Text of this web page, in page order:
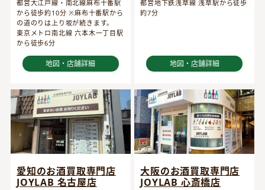
都営大江戸線・南北線麻布十番駅
から徒歩約10分 ※麻布十番駅から
の道のりは上り坂が続きます。
東京メトロ南北線 六本木一丁目駅
から徒歩6分
地図・店舗詳細
都営地下鉄浅草線 浅草駅から徒歩
約7分
地図・店舗詳細
愛知のお酒買取専門店
JOYLAB 名古屋店
大阪のお酒買取専門店
JOYLAB 心斎橋店